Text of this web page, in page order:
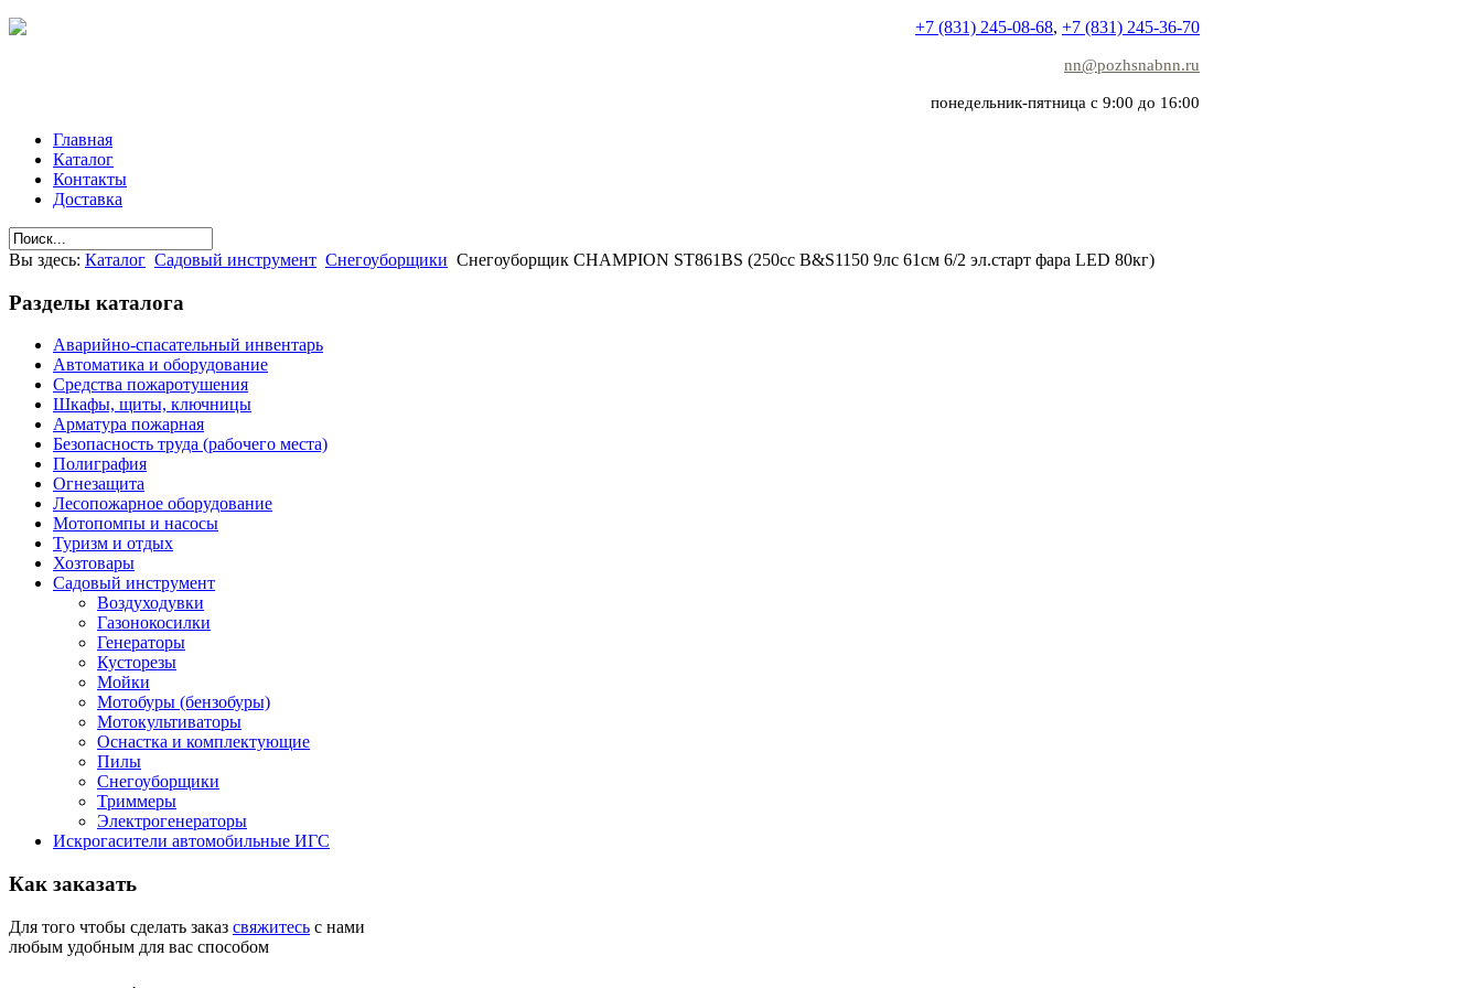
+7 (831) 245-08-68, +7 (831) 245-36-70
nn@pozhsnabnn.ru
понедельник-пятница с 9:00 до 16:00
Главная
Каталог
Контакты
Доставка
Вы здесь: Каталог Садовый инструмент Снегоуборщики Снегоуборщик CHAMPION ST861BS (250сс B&S1150 9лс 61см 6/2 эл.старт фара LED 80кг)
Разделы каталога
Аварийно-спасательный инвентарь
Автоматика и оборудование
Средства пожаротушения
Шкафы, щиты, ключницы
Арматура пожарная
Безопасность труда (рабочего места)
Полиграфия
Огнезащита
Лесопожарное оборудование
Мотопомпы и насосы
Туризм и отдых
Хозтовары
Садовый инструмент
Воздуходувки
Газонокосилки
Генераторы
Кусторезы
Мойки
Мотобуры (бензобуры)
Мотокультиваторы
Оснастка и комплектующие
Пилы
Снегоуборщики
Триммеры
Электрогенераторы
Искрогасители автомобильные ИГС
Как заказать
Для того чтобы сделать заказ свяжитесь с нами
любым удобным для вас способом